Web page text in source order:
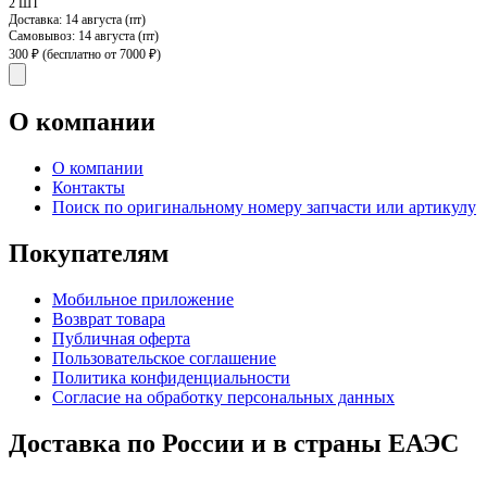
2 ШТ
Доставка: 14 августа (пт)
Самовывоз: 14 августа (пт)
300 ₽ (бесплатно от 7000 ₽)
О компании
О компании
Контакты
Поиск по оригинальному номеру запчасти или артикулу
Покупателям
Мобильное приложение
Возврат товара
Публичная оферта
Пользовательское соглашение
Политика конфиденциальности
Согласие на обработку персональных данных
Доставка по России и в страны ЕАЭС